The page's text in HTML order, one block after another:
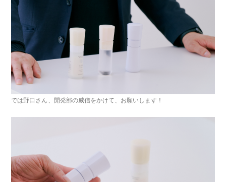
では野口さん、開発部の威信をかけて、お願いします！